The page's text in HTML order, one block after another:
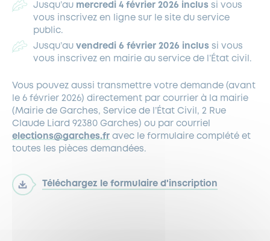
Jusqu’au mercredi 4 février 2026 inclus si vous
vous inscrivez en ligne sur le site du service
public.
Jusqu’au vendredi 6 février 2026 inclus si vous
vous inscrivez en mairie au service de l’État civil.
Vous pouvez aussi transmettre votre demande (avant
le 6 février 2026) directement par courrier à la mairie
(Mairie de Garches, Service de l’État Civil, 2 Rue
Claude Liard 92380 Garches) ou par courriel
elections@garches.fr avec le formulaire complété et
toutes les pièces demandées.
Téléchargez le formulaire d'inscription